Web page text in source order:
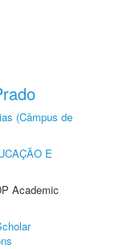
(Câmpus de
E
Academic